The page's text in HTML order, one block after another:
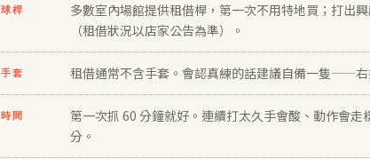
球桿
多數室內場館提供租借桿，第一次不用特地買；打出
（租借狀況以店家公告為準）。
手套 租借通常不含手套。會認真練的話建議自備一隻——右
時間
第一次抓 60 分鐘就好。連續打太久手會酸、動作會走
分。